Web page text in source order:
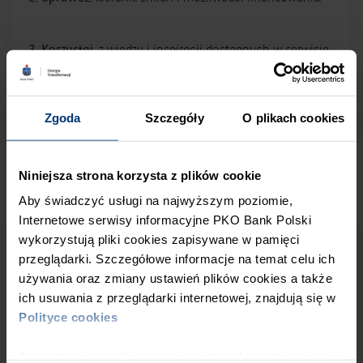
Zgoda Szczegóły O plikach cookies
Niniejsza strona korzysta z plików cookie
Aby świadczyć usługi na najwyższym poziomie,
Internetowe serwisy informacyjne PKO Bank Polski
wykorzystują pliki cookies zapisywane w pamięci
przeglądarki. Szczegółowe informacje na temat celu ich
używania oraz zmiany ustawień plików cookies a także
ich usuwania z przeglądarki internetowej, znajdują się w
Polityce cookies
3. Korzystaj, z wiedzy i inspiracji dostępnych w serwisie.
Aktualności
06.08.2026
Strategiczne wsparcie dla zielonej
transformacji. SA-H2 Fund